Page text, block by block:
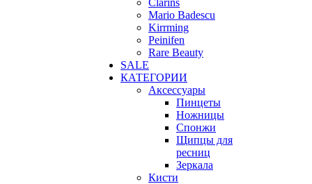
Clarins
Mario Badescu
Kirrming
Peinifen
Rare Beauty
SALE
КАТЕГОРИИ
Аксессуары
Пинцеты
Ножницы
Спонжи
Щипцы для
ресниц
Зеркала
Кисти